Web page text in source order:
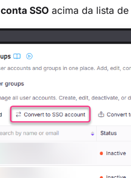
SSO acima da lista de